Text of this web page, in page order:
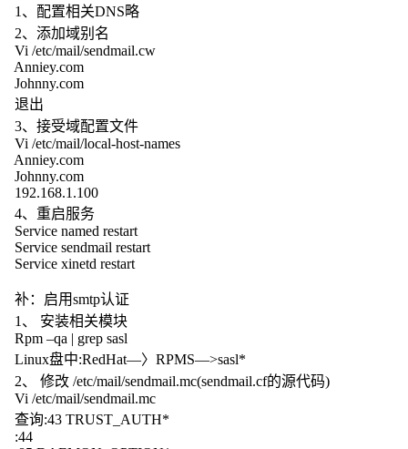
1、配置相关DNS略
2、添加域别名
Vi /etc/mail/sendmail.cw
Anniey.com
Johnny.com
退出
3、接受域配置文件
Vi /etc/mail/local-host-names
Anniey.com
Johnny.com
192.168.1.100
4、重启服务
Service named restart
Service sendmail restart
Service xinetd restart
补：启用smtp认证
1、 安装相关模块
Rpm –qa | grep sasl
Linux盘中:RedHat—〉RPMS—>sasl*
2、 修改 /etc/mail/sendmail.mc(sendmail.cf的源代码)
Vi /etc/mail/sendmail.mc
查询:43 TRUST_AUTH*
:44